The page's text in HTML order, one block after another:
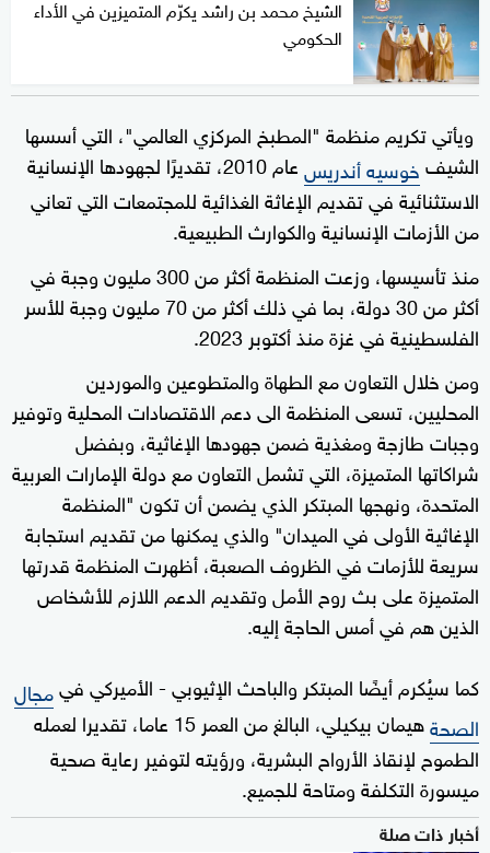
الشيخ محمد بن راشد يكرّم المتميزين في الأداء
الحكومي
ويأتي تكريم منظمة "المطبخ المركزي العالمي"، التي أسسها
الشيفخوسيه أندريس
عام 2010، تقديرًا لجهودها الإنسانية
الاستثنائية في تقديم الإغاثة الغذائية للمجتمعات التي تعاني
من الأزمات الإنسانية والكوارث الطبيعية.
منذ تأسيسها، وزعت المنظمة أكثر من 300 مليون وجبة في
أكثر من 30 دولة، بما في ذلك أكثر من 70 مليون وجبة للأسر
الفلسطينية في غزة منذ أكتوبر 2023.
ومن خلال التعاون مع الطهاة والمتطوعين والموردين
المحليين، تسعى المنظمة الى دعم الاقتصادات المحلية وتوفير
وجبات طازجة ومغذية ضمن جهودها الإغاثية، وبفضل
شراكاتها المتميزة، التي تشمل التعاون مع دولة الإمارات العربية
المتحدة، ونهجها المبتكر الذي يضمن أن تكون "المنظمة
الإغاثية الأولى في الميدان" والذي يمكنها من تقديم استجابة
سريعة للأزمات في الظروف الصعبة، أظهرت المنظمة قدرتها
المتميزة على بث روح الأمل وتقديم الدعم اللازم للأشخاص
الذين هم في أمس الحاجة إليه.
كما سيُكرم أيضًا المبتكر والباحث الإثيوبي - الأميركي فيمجال
الصحة
هيمان بيكيلي، البالغ من العمر 15 عاما، تقديرا لعمله
الطموح لإنقاذ الأرواح البشرية، ورؤيته لتوفير رعاية صحية
ميسورة التكلفة ومتاحة للجميع.
أخبار ذات صلة